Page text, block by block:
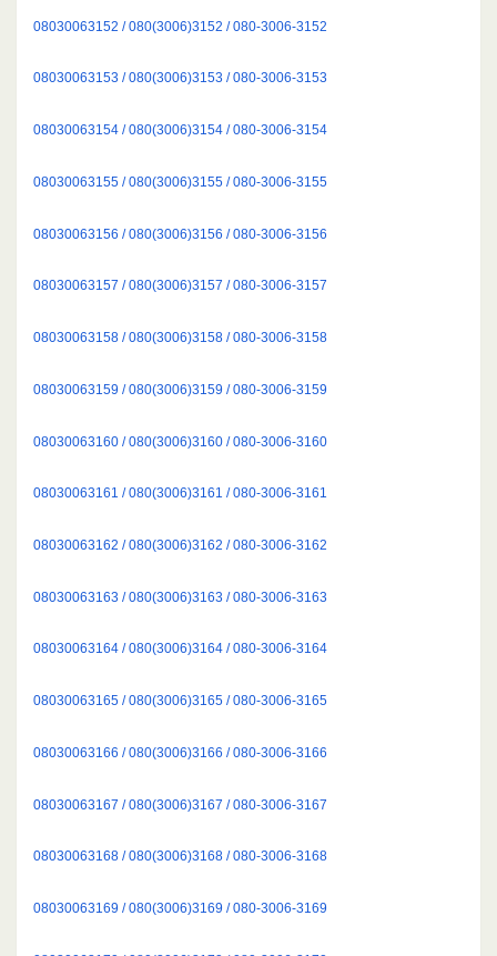
08030063152 / 080(3006)3152 / 080-3006-3152
08030063153 / 080(3006)3153 / 080-3006-3153
08030063154 / 080(3006)3154 / 080-3006-3154
08030063155 / 080(3006)3155 / 080-3006-3155
08030063156 / 080(3006)3156 / 080-3006-3156
08030063157 / 080(3006)3157 / 080-3006-3157
08030063158 / 080(3006)3158 / 080-3006-3158
08030063159 / 080(3006)3159 / 080-3006-3159
08030063160 / 080(3006)3160 / 080-3006-3160
08030063161 / 080(3006)3161 / 080-3006-3161
08030063162 / 080(3006)3162 / 080-3006-3162
08030063163 / 080(3006)3163 / 080-3006-3163
08030063164 / 080(3006)3164 / 080-3006-3164
08030063165 / 080(3006)3165 / 080-3006-3165
08030063166 / 080(3006)3166 / 080-3006-3166
08030063167 / 080(3006)3167 / 080-3006-3167
08030063168 / 080(3006)3168 / 080-3006-3168
08030063169 / 080(3006)3169 / 080-3006-3169